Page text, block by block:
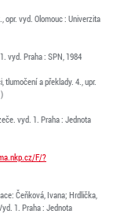
opr. vyd. Olomouc : Univerzita
vyd. Praha : SPN, 1984
a překlady. 4., upr.
vyd. 1. Praha : Jednota
F/?
Čeňková, Ivana; Hrdlička,
1. Praha : Jednota